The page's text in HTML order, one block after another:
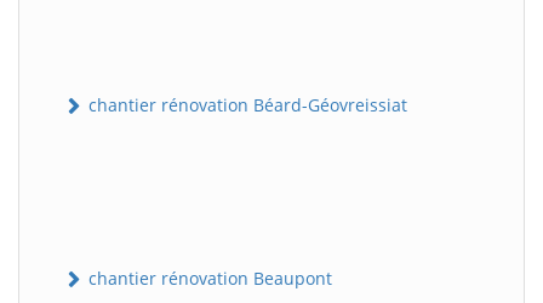
chantier rénovation Béard-Géovreissiat
chantier rénovation Beaupont